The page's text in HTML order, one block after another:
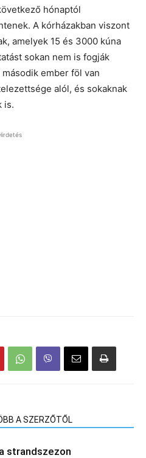
hónaptól
A kórházakban viszont
amelyek 15 és 3000 kúna
sokan nem is fogják
ember föl van
alól, és sokaknak
is.
A SZERZŐTŐL
strandszezon